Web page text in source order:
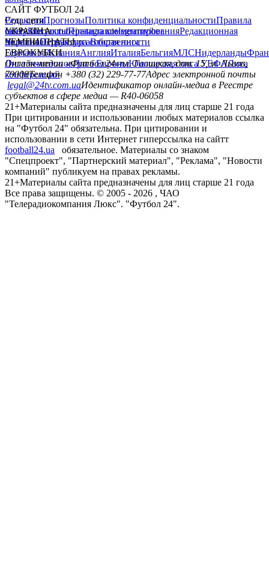
САЙТ ФУТБОЛ 24
РедакцияПрогнозыПолитика конфиденциальностиПравила
сайтуКонтактыПравила комментированияРедакционная
политикаСтруктура собственности
Соц. сети
facebookxyoutubeinstagramtelegramviber
УКРАИНА
УкраинаПервая лигаВторая лига
ЧЕМПИОНАТЫ
ГерманияИспанияАнглияИталияБельгияМЛСНидерланды
ЕВРОКУБКИ
Лига чемпионовЛига ЕвропыЮношеская лига УЕФАЛига
конференций
Онлайн-медиа «Футбол 24»пл. Галицкая, дом. 15, м. Львов,
79008Телефон +380 (32) 229-77-77Адрес электронной почты
legal@24tv.com.uaИдентификатор онлайн-медиа в Реестре
субъектов в сфере медиа — R40-06058
21+Материалы сайта предназначены для лиц старше 21 года
При цитировании и использовании любых материалов ссылка
на "Футбол 24" обязательна. При цитировании и
использовании в сети Интернет гиперссылка на сайтт
football24.ua
обязательное. Материалы со знаком
"Спецпроект", "Партнерский материал", "Реклама", "Новости
компаний" публикуем на правах рекламы.
21+Материалы сайта предназначены для лиц старше 21 года
Все права защищены. © 2005 - 2026 , ЧАО
"Телерадиокомпания Люкс". "Футбол 24".